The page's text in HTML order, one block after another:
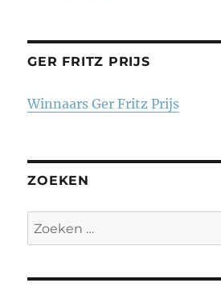
GER FRITZ PRIJS
Winnaars Ger Fritz Prijs
ZOEKEN
Zoeken
naar: